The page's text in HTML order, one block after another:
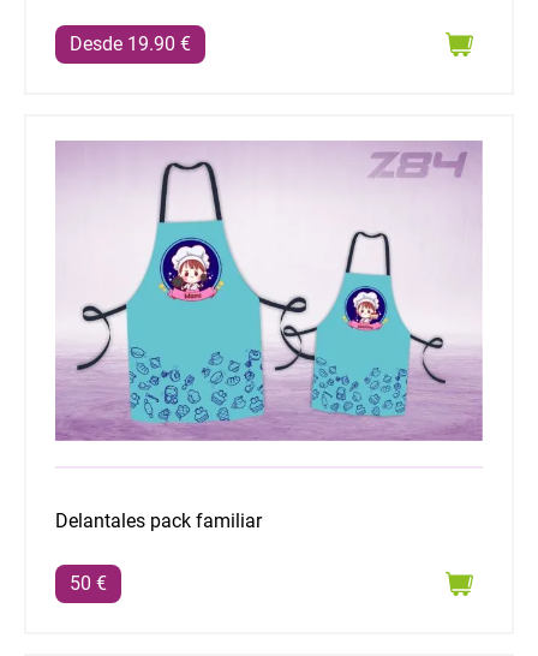
Desde 19.90 €
Delantales pack familiar
Delantales pack familiar
50 €